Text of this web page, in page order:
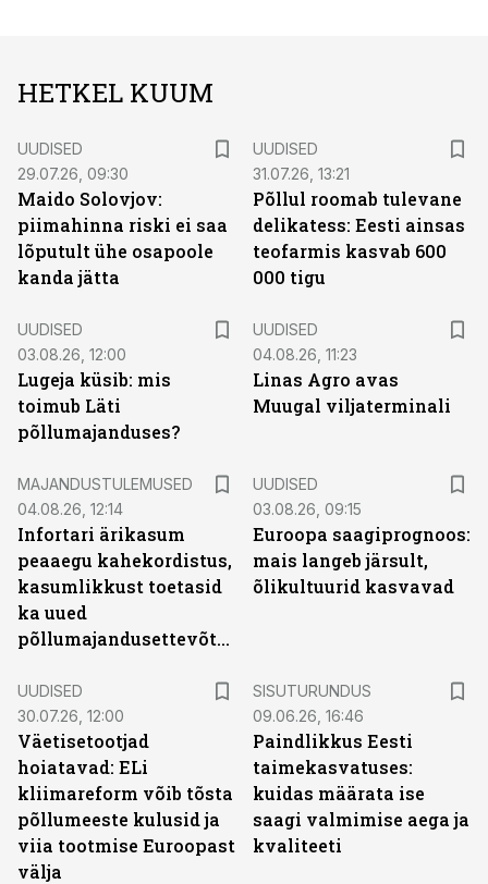
HETKEL KUUM
UUDISED
29.07.26, 09:30
Maido Solovjov:
piimahinna riski ei saa
lõputult ühe osapoole
kanda jätta
UUDISED
31.07.26, 13:21
Põllul roomab tulevane
delikatess: Eesti ainsas
teofarmis kasvab 600
000 tigu
UUDISED
03.08.26, 12:00
Lugeja küsib: mis
toimub Läti
põllumajanduses?
UUDISED
04.08.26, 11:23
Linas Agro avas
Muugal viljaterminali
MAJANDUSTULEMUSED
04.08.26, 12:14
Infortari ärikasum
peaaegu kahekordistus,
kasumlikkust toetasid
ka uued
põllumajandusettevõtted
UUDISED
03.08.26, 09:15
Euroopa saagiprognoos:
mais langeb järsult,
õlikultuurid kasvavad
UUDISED
30.07.26, 12:00
Väetisetootjad
hoiatavad: ELi
kliimareform võib tõsta
põllumeeste kulusid ja
viia tootmise Euroopast
välja
SISUTURUNDUS
09.06.26, 16:46
Paindlikkus Eesti
taimekasvatuses:
kuidas määrata ise
saagi valmimise aega ja
kvaliteeti